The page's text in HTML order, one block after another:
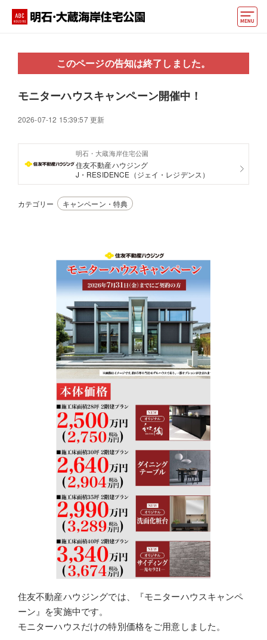
おうちカウンター
イベント情報・プレゼント
アクセス
好みからモデルハウスを探す
住まいづくりお役立ち情報
他の展示場
このページの告知は終了しました。
モニターハウスキャンペーン開催中！
2026-07-12 15:39:57 更新
明石・大蔵海岸住宅公園
住友不動産ハウジング
J・RESIDENCE（ジェイ・レジデンス）
カテゴリー キャンペーン・特典
住友不動産ハウジングでは、『モニターハウスキャンペ
ーン』を実施中です。
モニターハウスだけの特別価格をご用意しました。